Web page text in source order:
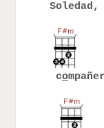
Soledad,
co